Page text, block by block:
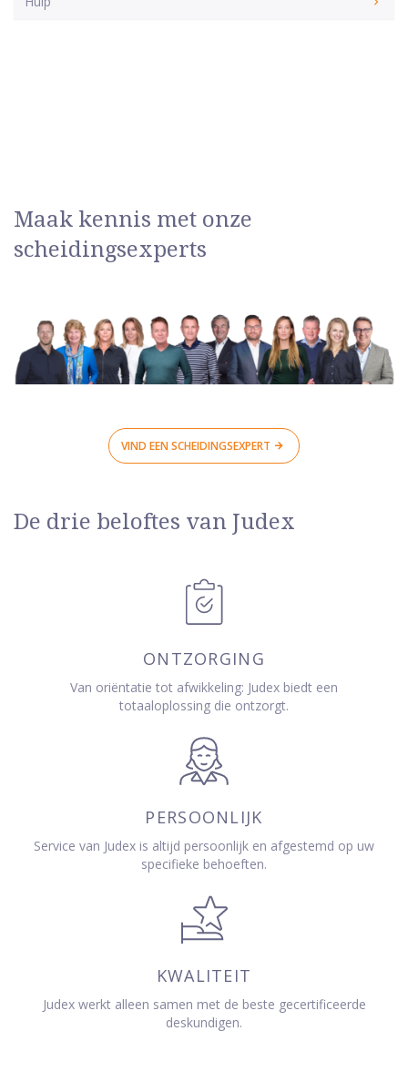
Maak kennis met onze
scheidingsexperts
VIND EEN SCHEIDINGSEXPERT
De drie beloftes van Judex
ONTZORGING
Van oriëntatie tot afwikkeling: Judex biedt een
totaaloplossing die ontzorgt.
PERSOONLIJK
Service van Judex is altijd persoonlijk en afgestemd op uw
specifieke behoeften.
KWALITEIT
Judex werkt alleen samen met de beste gecertificeerde
deskundigen.